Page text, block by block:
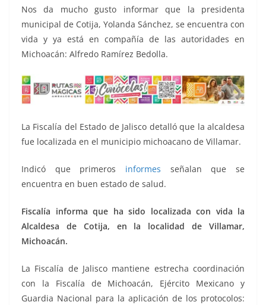
Nos da mucho gusto informar que la presidenta
municipal de Cotija, Yolanda Sánchez, se encuentra con
vida y ya está en compañía de las autoridades en
Michoacán: Alfredo Ramírez Bedolla.
La Fiscalía del Estado de Jalisco detalló que la alcaldesa
fue localizada en el municipio michoacano de Villamar.
Indicó que primeros informes señalan que se
encuentra en buen estado de salud.
Fiscalía informa que ha sido localizada con vida la
Alcaldesa de Cotija, en la localidad de Villamar,
Michoacán.
La Fiscalía de Jalisco mantiene estrecha coordinación
con la Fiscalía de Michoacán, Ejército Mexicano y
Guardia Nacional para la aplicación de los protocolos: